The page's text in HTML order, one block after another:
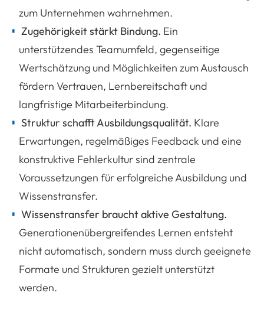
zum Unternehmen wahrnehmen.
Zugehörigkeit stärkt Bindung. Ein
unterstützendes Teamumfeld, gegenseitige
Wertschätzung und Möglichkeiten zum Austausch
fördern Vertrauen, Lernbereitschaft und
langfristige Mitarbeiterbindung.
Struktur schafft Ausbildungsqualität. Klare
Erwartungen, regelmäßiges Feedback und eine
konstruktive Fehlerkultur sind zentrale
Voraussetzungen für erfolgreiche Ausbildung und
Wissenstransfer.
Wissenstransfer braucht aktive Gestaltung.
Generationenübergreifendes Lernen entsteht
nicht automatisch, sondern muss durch geeignete
Formate und Strukturen gezielt unterstützt
werden.